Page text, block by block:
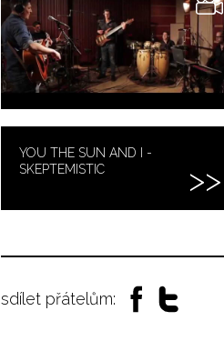
YOU THE SUN AND I -
SKEPTEMISTIC
sdílet přátelům: